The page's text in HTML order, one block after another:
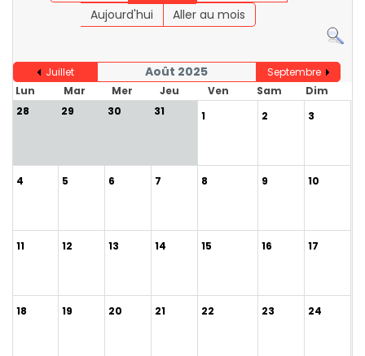
Aujourd'hui
Aller au mois
Juillet Août 2025
Septembre
Lun
Mar Mer Jeu Ven Sam
Dim
28
29 30 31 1 2 3
4 5 6 7 8 9 10
11 12 13 14 15 16 17
18 19 20 21 22 23 24